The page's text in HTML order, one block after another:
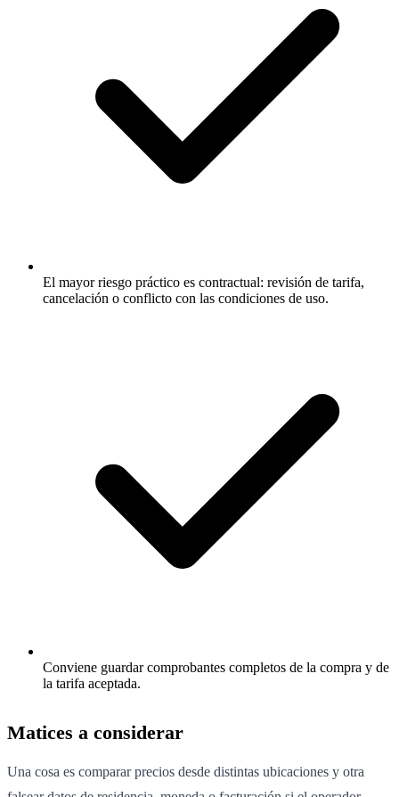
El mayor riesgo práctico es contractual: revisión de tarifa,
cancelación o conflicto con las condiciones de uso.
Conviene guardar comprobantes completos de la compra y de
la tarifa aceptada.
Matices a considerar
Una cosa es comparar precios desde distintas ubicaciones y otra